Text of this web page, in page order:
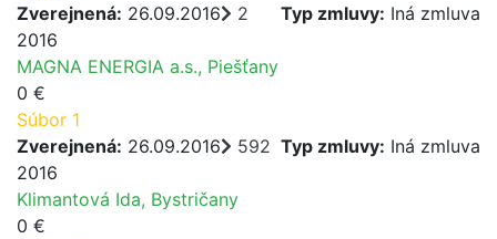
Zverejnená: 26.09.2016 Typ zmluvy: Iná zmluva
2
2016
MAGNA ENERGIA a.s., Piešťany
0 €
Súbor 1
Zverejnená: 26.09.2016 Typ zmluvy: Iná zmluva
592
2016
Klimantová Ida, Bystričany
0 €